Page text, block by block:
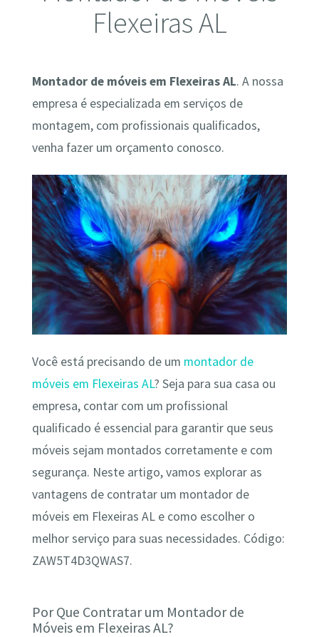
Flexeiras AL
Montador de móveis em Flexeiras AL. A nossa
empresa é especializada em serviços de
montagem, com profissionais qualificados,
venha fazer um orçamento conosco.
Você está precisando de um montador de
móveis em Flexeiras AL? Seja para sua casa ou
empresa, contar com um profissional
qualificado é essencial para garantir que seus
móveis sejam montados corretamente e com
segurança. Neste artigo, vamos explorar as
vantagens de contratar um montador de
móveis em Flexeiras AL e como escolher o
melhor serviço para suas necessidades. Código:
ZAW5T4D3QWAS7.
Por Que Contratar um Montador de
Móveis em Flexeiras AL?